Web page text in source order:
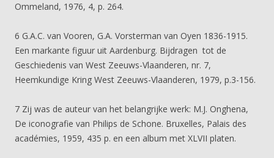
Ommeland, 1976, 4, p. 264.
6 G.A.C. van Vooren, G.A. Vorsterman van Oyen 1836-1915.
Een markante figuur uit Aardenburg. Bijdragen tot de
Geschiedenis van West Zeeuws-Vlaanderen, nr. 7,
Heemkundige Kring West Zeeuws-Vlaanderen, 1979, p.3-156.
7 Zij was de auteur van het belangrijke werk: M.J. Onghena,
De iconografie van Philips de Schone. Bruxelles, Palais des
académies, 1959, 435 p. en een album met XLVII platen.